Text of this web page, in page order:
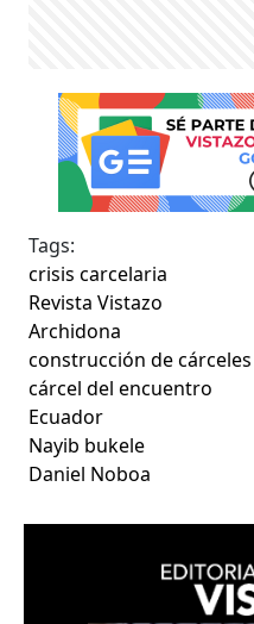
Tags:
crisis carcelaria
Revista Vistazo
Archidona
construcción de cárceles
cárcel del encuentro
Ecuador
Nayib bukele
Daniel Noboa